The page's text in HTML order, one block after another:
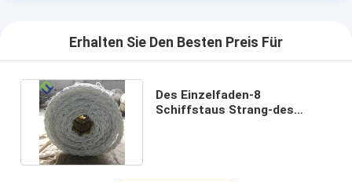
Erhalten Sie Den Besten Preis Für
Des Einzelfaden-8
Schiffstaus Strang-des